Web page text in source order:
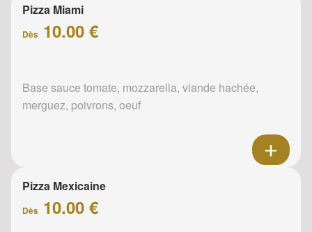
Pizza Miami
Dès 10.00 €
Base sauce tomate, mozzarella, viande hachée,
merguez, poivrons, oeuf
Pizza Mexicaine
Dès 10.00 €